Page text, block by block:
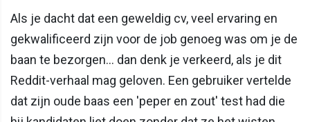
Als je dacht dat een geweldig cv, veel ervaring en
gekwalificeerd zijn voor de job genoeg was om je de
baan te bezorgen... dan denk je verkeerd, als je dit
Reddit-verhaal mag geloven. Een gebruiker vertelde
dat zijn oude baas een 'peper en zout' test had die